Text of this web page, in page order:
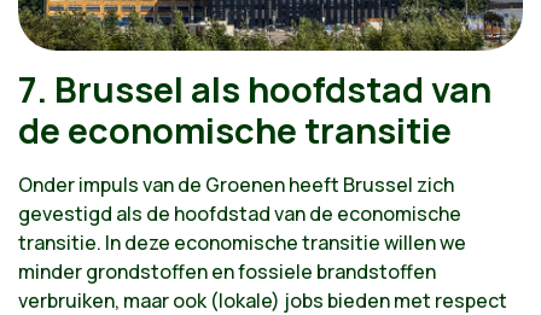
7. Brussel als hoofdstad van
de economische transitie
Onder impuls van de Groenen heeft Brussel zich
gevestigd als de hoofdstad van de economische
transitie. In deze economische transitie willen we
minder grondstoffen en fossiele brandstoffen
verbruiken, maar ook (lokale) jobs bieden met respect